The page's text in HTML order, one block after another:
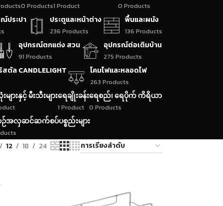
0 Products1 Product 0 Products
ประปา ประตูและหน้าต่าง
236 Products
พื้นและผนัง
136 Products
อุปกรณ์ตกแต่ง สวน
91 Products
อุปกรณ์ต่อเติมบ้าน
275 Products
ตัล CANDLELIGHT โคมไฟและหลอดไฟ
263 Products
များနှင့် မီးသီးများရေချိုးခန်း
1 Product
ရေစည်၊ ရေပိုက် ကိရိယာ
0 Products
ဉ်အလှဆင်ဆက်စပ်ပစ္စည်းများ
12 18 24